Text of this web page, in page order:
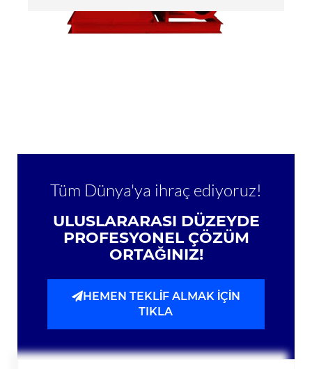
Tüm Dünya'ya ihraç ediyoruz!
ULUSLARARASI DÜZEYDE
PROFESYONEL ÇÖZÜM
ORTAĞINIZ!
HEMEN TEKLİF ALMAK İÇİN
TIKLA